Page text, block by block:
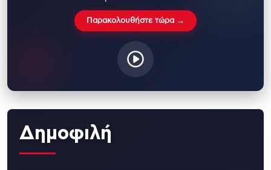
Παρακολουθήστε τώρα →
Δημοφιλή